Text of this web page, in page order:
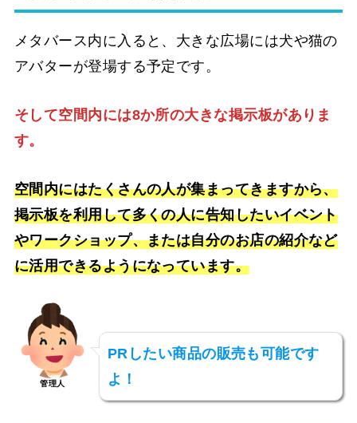
メタバース内に入ると、大きな広場には犬や猫の
アバターが登場する予定です。
そして空間内には8か所の大きな掲示板がありま
す。
空間内にはたくさんの人が集まってきますから、
掲示板を利用して多くの人に告知したいイベント
やワークショップ、または自分のお店の紹介など
に活用できるようになっています。
管理人
PRしたい商品の販売も可能です
よ！